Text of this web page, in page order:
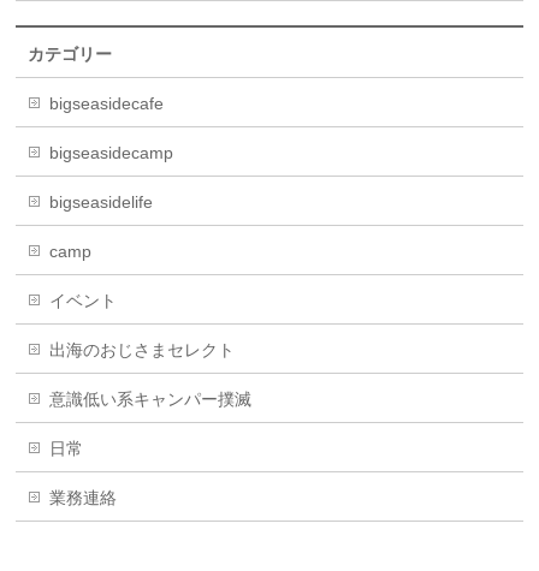
カテゴリー
bigseasidecafe
bigseasidecamp
bigseasidelife
camp
イベント
出海のおじさまセレクト
意識低い系キャンパー撲滅
日常
業務連絡